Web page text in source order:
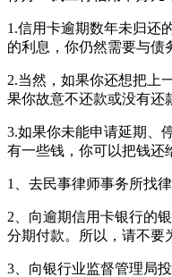
1.信用卡逾期数年未归还
的利息，你仍然需要与债
2.当然，如果你还想把上
果你故意不还款或没有还
3.如果你未能申请延期、
有一些钱，你可以把钱还
1、去民事律师事务所找
2、向逾期信用卡银行的
分期付款。所以，请不要
3、向银行业监督管理局